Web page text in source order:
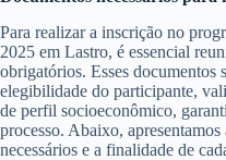
Para realizar a inscrição no
2025 em Lastro, é essencial
obrigatórios. Esses documentos
elegibilidade do participante,
de perfil socioeconômico,
processo. Abaixo,
necessários e a finalidade de